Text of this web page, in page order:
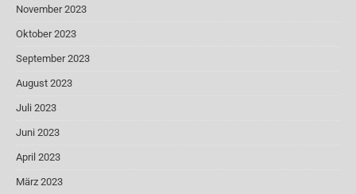
November 2023
Oktober 2023
September 2023
August 2023
Juli 2023
Juni 2023
April 2023
März 2023